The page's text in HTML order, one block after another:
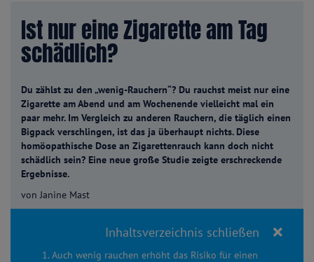
Ist nur eine Zigarette am Tag
schädlich?
Du zählst zu den „wenig-Rauchern“? Du rauchst meist nur eine
Zigarette am Abend und am Wochenende vielleicht mal ein
paar mehr. Im Vergleich zu anderen Rauchern, die täglich einen
Bigpack verschlingen, ist das ja überhaupt nichts. Diese
homöopathische Dose an Zigarettenrauch kann doch nicht
schädlich sein? Eine neue große Studie zeigte erschreckende
Ergebnisse.
von Janine Mast
Inhaltsverzeichnis schließen
1. Auch wenig rauchen erhöht das Risiko für einen